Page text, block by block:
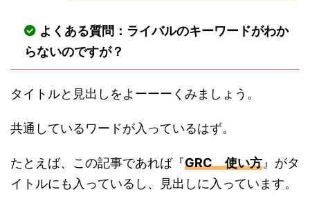
よくある質問：ライバルのキーワードがわか
らないのですが？
タイトルと見出しをよーーーくみましょう。
共通しているワードが入っているはず。
たとえば、この記事であれば『GRC 使い方 』がタ
イトルにも入っているし、見出しに入っています。